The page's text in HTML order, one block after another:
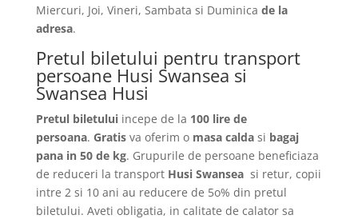
Miercuri, Joi, Vineri, Sambata si Duminica de la
adresa.
Pretul biletului pentru transport
persoane Husi Swansea si
Swansea Husi
Pretul biletuluiincepe de la 100 lire de
persoana. Gratisva oferim o masa caldasi bagaj
pana in 50 de kg. Grupurile de persoane beneficiaza
de reduceri la transport Husi Swansea si retur, copii
intre 2 si 10 ani au reducere de 5o% din pretul
biletului. Aveti obligatia, in calitate de calator sa